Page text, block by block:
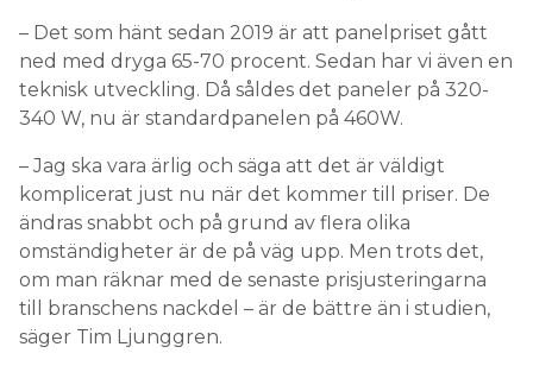
– Det som hänt sedan 2019 är att panelpriset gått
ned med dryga 65-70 procent. Sedan har vi även en
teknisk utveckling. Då såldes det paneler på 320-
340 W, nu är standardpanelen på 460W.
– Jag ska vara ärlig och säga att det är väldigt
komplicerat just nu när det kommer till priser. De
ändras snabbt och på grund av flera olika
omständigheter är de på väg upp. Men trots det,
om man räknar med de senaste prisjusteringarna
till branschens nackdel – är de bättre än i studien,
säger Tim Ljunggren.